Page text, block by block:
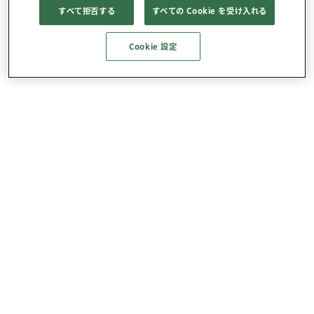
すべて拒否する すべての Cookie を受け入れる
Cookie 設定